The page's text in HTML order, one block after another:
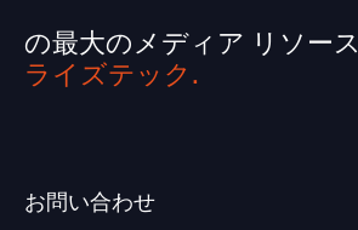
の最大のメディア リソース
ライズテック.
お問い合わせ